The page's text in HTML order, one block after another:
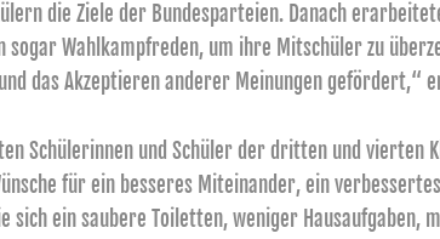
die Ziele der Bundesparteien. Danach
sogar Wahlkampfreden, um ihre Mitschüler zu
das Akzeptieren anderer Meinungen gefördert,“
Schülerinnen und Schüler der dritten und vierten
für ein besseres Miteinander, ein
sich ein saubere Toiletten, weniger